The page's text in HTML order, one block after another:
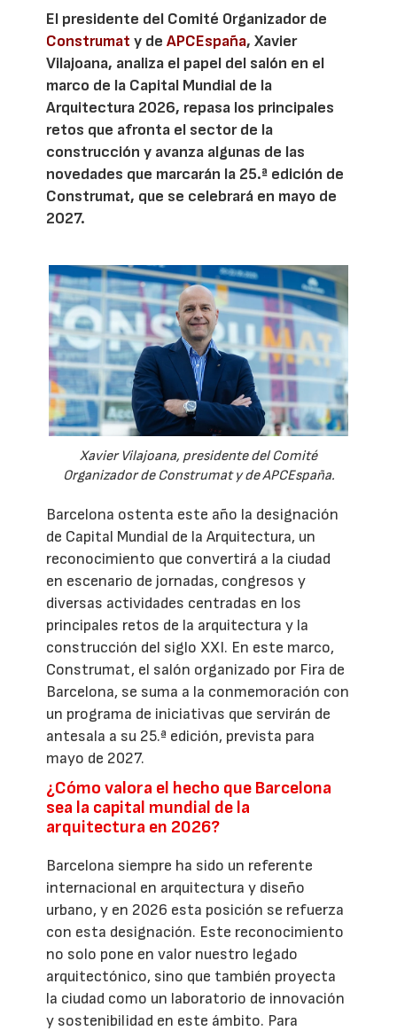
El presidente del Comité Organizador de
Construmaty deAPCEspaña, Xavier
Vilajoana, analiza el papel del salón en el
marco de la Capital Mundial de la
Arquitectura 2026, repasa los principales
retos que afronta el sector de la
construcción y avanza algunas de las
novedades que marcarán la 25.ª edición de
Construmat, que se celebrará en mayo de
2027.
Xavier Vilajoana, presidente del Comité
Organizador de Construmat y de APCEspaña.
Barcelona ostenta este año la designación
de Capital Mundial de la Arquitectura, un
reconocimiento que convertirá a la ciudad
en escenario de jornadas, congresos y
diversas actividades centradas en los
principales retos de la arquitectura y la
construcción del siglo XXI. En este marco,
Construmat, el salón organizado por Fira de
Barcelona, se suma a la conmemoración con
un programa de iniciativas que servirán de
antesala a su 25.ª edición, prevista para
mayo de 2027.
¿Cómo valora el hecho que Barcelona
sea la capital mundial de la
arquitectura en 2026?
Barcelona siempre ha sido un referente
internacional en arquitectura y diseño
urbano, y en 2026 esta posición se refuerza
con esta designación. Este reconocimiento
no solo pone en valor nuestro legado
arquitectónico, sino que también proyecta
la ciudad como un laboratorio de innovación
y sostenibilidad en este ámbito. Para